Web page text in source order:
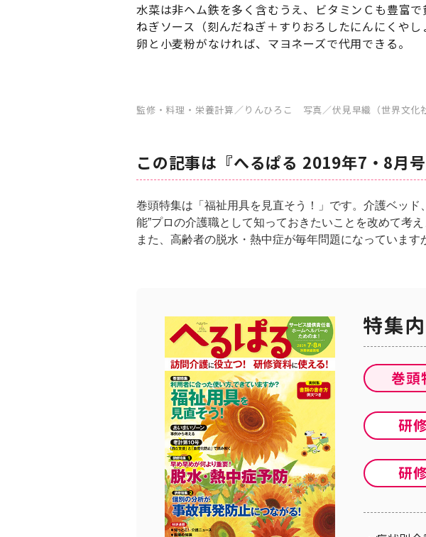
水菜は非ヘム鉄を多く含むうえ、ビタミンＣも豊富で
ねぎソース（刻んだねぎ＋すりおろしたにんにくや
卵と小麦粉がなければ、マヨネーズで代用できる。
監修・料理・栄養計算／りんひろこ 写真／伏見早織（世界文化社
この記事は『へるぱる 2019年7・8月
巻頭特集は「福祉用具を見直そう！」です。介護ベッ
能”プロの介護職として知っておきたいことを改めて考え
また、高齢者の脱水・熱中症が毎年問題になっていま